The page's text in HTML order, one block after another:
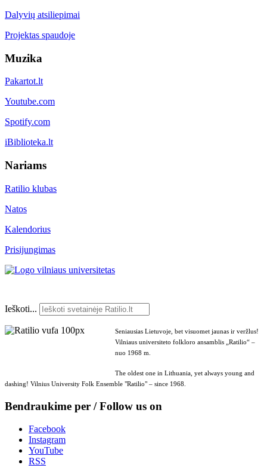
Dalyvių atsiliepimai
Projektas spaudoje
Muzika
Pakartot.lt
Youtube.com
Spotify.com
iBiblioteka.lt
Nariams
Ratilio klubas
Natos
Kalendorius
Prisijungimas
Ieškoti...
Seniausias Lietuvoje, bet visuomet jaunas ir veržlus!
Vilniaus universiteto folkloro ansamblis „Ratilio“ –
nuo 1968 m.
The oldest one in Lithuania, yet always young and
dashing! Vilnius University Folk Ensemble "Ratilio" – since 1968.
Bendraukime per / Follow us on
Facebook
Instagram
YouTube
RSS